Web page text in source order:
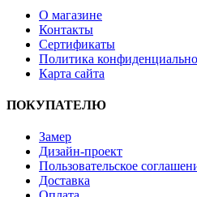
О магазине
Контакты
Сертификаты
Политика
Карта сайта
ПОКУПАТЕЛЮ
Замер
Дизайн-проект
Пользовательское
Доставка